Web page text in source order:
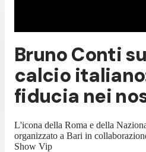
Bruno Conti
calcio
fiducia nei
L'icona della Roma e della
organizzato a Bari in
Show Vip